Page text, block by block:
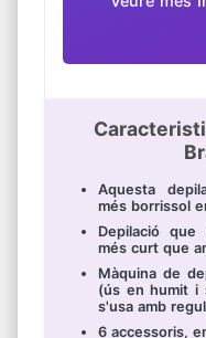
Aquesta
més borrissol
Depilació
més curt que
Màquina de
(ús en humit i
s'usa amb
6 accessoris,